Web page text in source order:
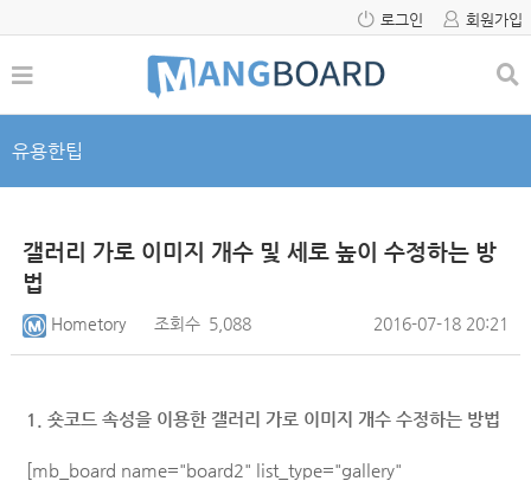
로그인 회원가입
유용한팁
갤러리 가로 이미지 개수 및 세로 높이 수정하는 방
법
Hometory 조회수 5,088 2016-07-18 20:21
1. 숏코드 속성을 이용한 갤러리 가로 이미지 개수 수정하는 방법
[mb_board name="board2" list_type="gallery"